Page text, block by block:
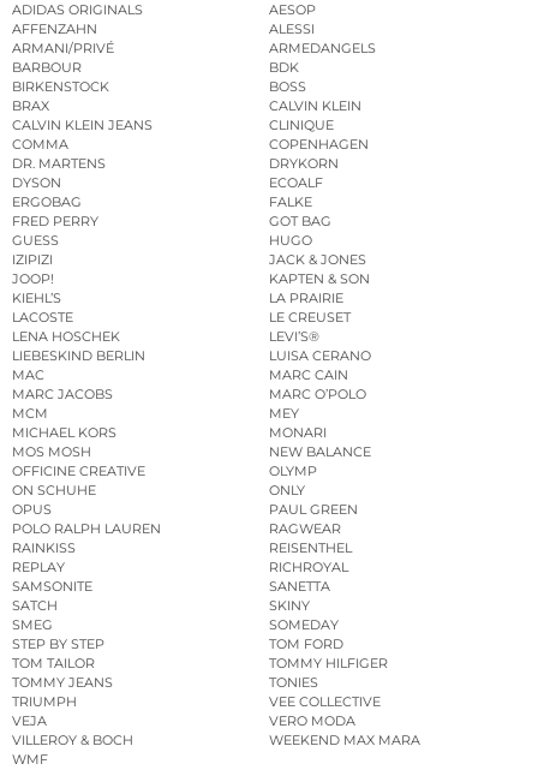
ADIDAS ORIGINALS
AESOP
AFFENZAHN
ALESSI
ARMANI/PRIVÉ
ARMEDANGELS
BARBOUR
BDK
BIRKENSTOCK
BOSS
BRAX
CALVIN KLEIN
CALVIN KLEIN JEANS
CLINIQUE
COMMA
COPENHAGEN
DR. MARTENS
DRYKORN
DYSON
ECOALF
ERGOBAG
FALKE
FRED PERRY
GOT BAG
GUESS
HUGO
IZIPIZI
JACK & JONES
JOOP!
KAPTEN & SON
KIEHL’S
LA PRAIRIE
LACOSTE
LE CREUSET
LENA HOSCHEK
LEVI’S®
LIEBESKIND BERLIN
LUISA CERANO
MAC
MARC CAIN
MARC JACOBS
MARC O’POLO
MCM
MEY
MICHAEL KORS
MONARI
MOS MOSH
NEW BALANCE
OFFICINE CREATIVE
OLYMP
ON SCHUHE
ONLY
OPUS
PAUL GREEN
POLO RALPH LAUREN
RAGWEAR
RAINKISS
REISENTHEL
REPLAY
RICHROYAL
SAMSONITE
SANETTA
SATCH
SKINY
SMEG
SOMEDAY
STEP BY STEP
TOM FORD
TOM TAILOR
TOMMY HILFIGER
TOMMY JEANS
TONIES
TRIUMPH
VEE COLLECTIVE
VEJA
VERO MODA
VILLEROY & BOCH
WEEKEND MAX MARA
WMF